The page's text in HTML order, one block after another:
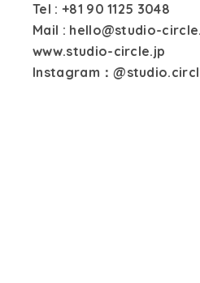
Tel : +81 90 1125 3048
Mail : hello@studio-
www.studio-circle.jp
Instagram：